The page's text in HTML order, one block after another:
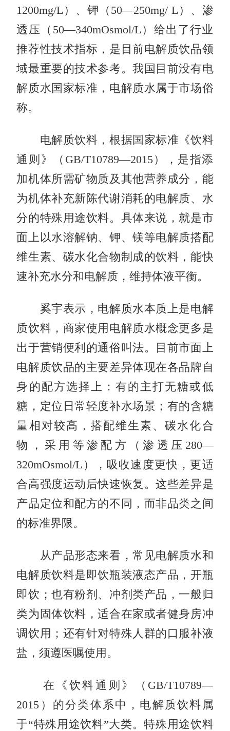
1200mg/L）、钾（50—250mg/ L）、渗
透压（50—340mOsmol/L）给出了行业
推荐性技术指标，是目前电解质饮品领
域最重要的技术参考。我国目前没有电
解质水国家标准，电解质水属于市场俗
称。
电解质饮料，根据国家标准《饮料
通则》（GB/T10789—2015），是指添
加机体所需矿物质及其他营养成分，能
为机体补充新陈代谢消耗的电解质、水
分的特殊用途饮料。具体来说，就是市
面上以水溶解钠、钾、镁等电解质搭配
维生素、碳水化合物制成的饮料，能快
速补充水分和电解质，维持体液平衡。
奚宇表示，电解质水本质上是电解
质饮料，商家使用电解质水概念更多是
出于营销便利的通俗叫法。目前市面上
电解质饮品的主要差异体现在各品牌自
身的配方选择上：有的主打无糖或低
糖，定位日常轻度补水场景；有的含糖
量相对较高，搭配维生素、碳水化合
物，采用等渗配方（渗透压280—
320mOsmol/L），吸收速度更快，更适
合高强度运动后快速恢复。这些差异是
产品定位和配方的不同，而非品类之间
的标准界限。
从产品形态来看，常见电解质水和
电解质饮料是即饮瓶装液态产品，开瓶
即饮；也有粉剂、冲剂类产品，一般归
类为固体饮料，适合在家或者健身房冲
调饮用；还有针对特殊人群的口服补液
盐，须遵医嘱使用。
在《饮料通则》（GB/T10789—
2015）的分类体系中，电解质饮料属
于“特殊用途饮料”大类。特殊用途饮料